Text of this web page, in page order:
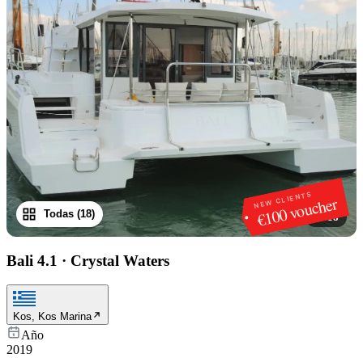
NEW CLIENTS
€100 voucher
1/18
Todas (18)
Bali 4.1 · Crystal Waters
Kos, Kos Marina
Año
2019